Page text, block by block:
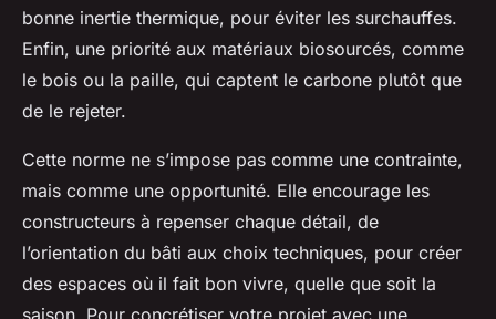
bonne inertie thermique, pour éviter les surchauffes.
Enfin, une priorité aux matériaux biosourcés, comme
le bois ou la paille, qui captent le carbone plutôt que
de le rejeter.
Cette norme ne s’impose pas comme une contrainte,
mais comme une opportunité. Elle encourage les
constructeurs à repenser chaque détail, de
l’orientation du bâti aux choix techniques, pour créer
des espaces où il fait bon vivre, quelle que soit la